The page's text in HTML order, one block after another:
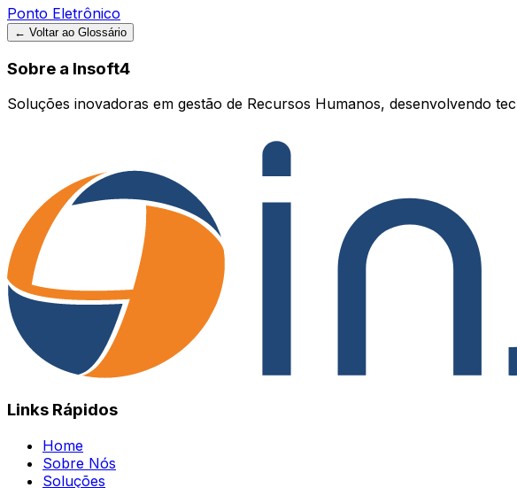
Ponto Eletrônico
← Voltar ao Glossário
Sobre a Insoft4
Soluções inovadoras em gestão de Recursos Humanos, desenvolvendo
Links Rápidos
Home
Sobre Nós
Soluções